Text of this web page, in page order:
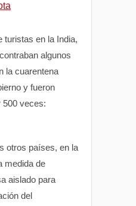
t
t
r
turistas en la India,
algunos
la cuarentena
y fueron
500 veces:
otros países, en la
medida de
aislado para
del